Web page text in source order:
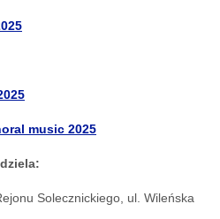
music 2025
Solecznickiego, ul. Wileńska